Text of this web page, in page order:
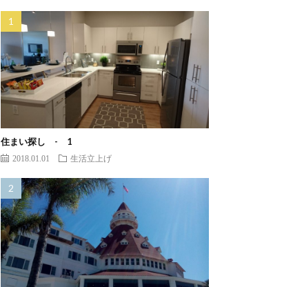
住まい探し - 1
2018.01.01 生活立上げ